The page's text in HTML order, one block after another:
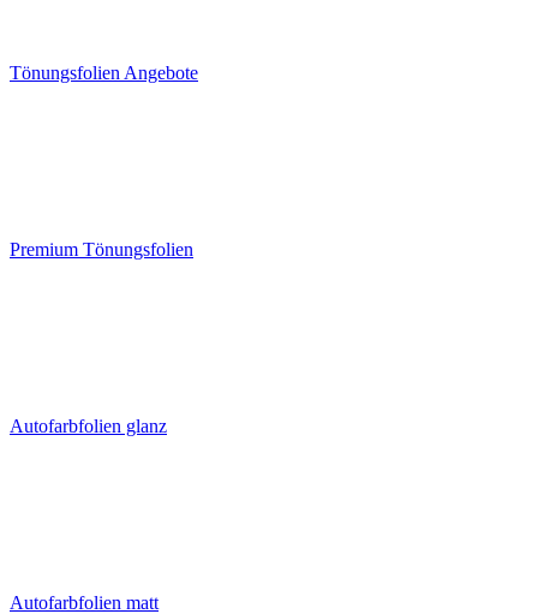
Tönungsfolien Angebote
Premium Tönungsfolien
Autofarbfolien glanz
Autofarbfolien matt